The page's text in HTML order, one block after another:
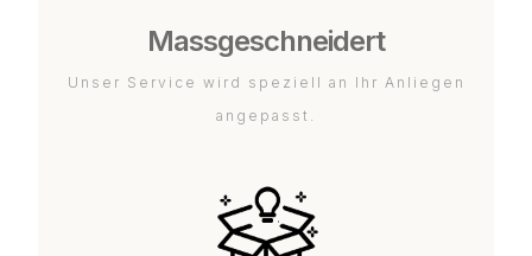
Massgeschneidert
Unser Service wird speziell an Ihr Anliegen
angepasst.